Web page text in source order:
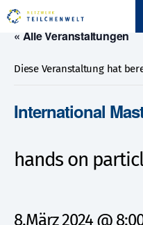
« Alle Veranstaltungen
Diese Veranstaltung hat
International
hands on
8.März 2024 @